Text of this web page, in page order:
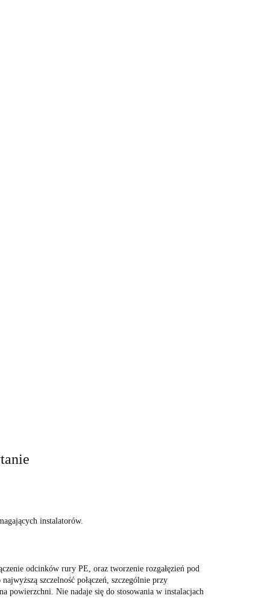
instalatorów.
odcinków rury PE, oraz tworzenie rozgałęzień pod
szczelność połączeń, szczególnie przy
Nie nadaje się do stosowania w instalacjach